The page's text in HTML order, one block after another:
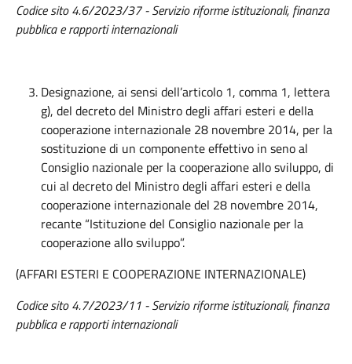
Codice sito 4.6/2023/37 - Servizio riforme istituzionali, finanza
pubblica e rapporti internazionali
Designazione, ai sensi dell’articolo 1, comma 1, lettera
g), del decreto del Ministro degli affari esteri e della
cooperazione internazionale 28 novembre 2014, per la
sostituzione di un componente effettivo in seno al
Consiglio nazionale per la cooperazione allo sviluppo, di
cui al decreto del Ministro degli affari esteri e della
cooperazione internazionale del 28 novembre 2014,
recante “Istituzione del Consiglio nazionale per la
cooperazione allo sviluppo”.
(AFFARI ESTERI E COOPERAZIONE INTERNAZIONALE)
Codice sito 4.7/2023/11 - Servizio riforme istituzionali, finanza
pubblica e rapporti internazionali